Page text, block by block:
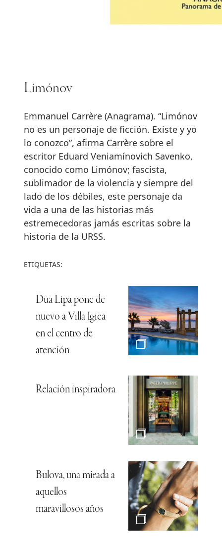
Limónov
Emmanuel Carrère (Anagrama). “Limónov
no es un personaje de ficción. Existe y yo
lo conozco”, afirma Carrère sobre el
escritor Eduard Veniamínovich Savenko,
conocido como Limónov; fascista,
sublimador de la violencia y siempre del
lado de los débiles, este personaje da
vida a una de las historias más
estremecedoras jamás escritas sobre la
historia de la URSS.
ETIQUETAS:
Dua Lipa pone de
nuevo a Villa Igiea
en el centro de
atención
Relación inspiradora
Bulova, una mirada a
aquellos
maravillosos años